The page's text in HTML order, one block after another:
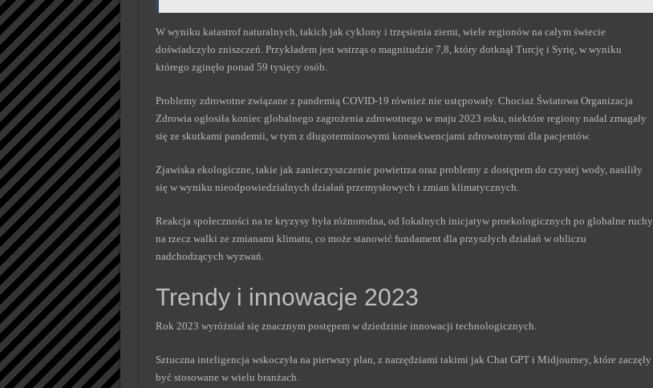
W wyniku katastrof naturalnych, takich jak cyklony i trzęsienia ziemi, wiele regionów na całym świecie
doświadczyło zniszczeń. Przykładem jest wstrząs o magnitudzie 7,8, który dotknął Turcję i Syrię, w wyniku
którego zginęło ponad 59 tysięcy osób.
Problemy zdrowotne związane z pandemią COVID-19 również nie ustępowały. Chociaż Światowa Organizacja
Zdrowia ogłosiła koniec globalnego zagrożenia zdrowotnego w maju 2023 roku, niektóre regiony nadal zmagały
się ze skutkami pandemii, w tym z długoterminowymi konsekwencjami zdrowotnymi dla pacjentów.
Zjawiska ekologiczne, takie jak zanieczyszczenie powietrza oraz problemy z dostępem do czystej wody, nasiliły
się w wyniku nieodpowiedzialnych działań przemysłowych i zmian klimatycznych.
Reakcja społeczności na te kryzysy była różnorodna, od lokalnych inicjatyw proekologicznych po globalne ruchy
na rzecz walki ze zmianami klimatu, co może stanowić fundament dla przyszłych działań w obliczu
nadchodzących wyzwań.
Trendy i innowacje 2023
Rok 2023 wyróżniał się znacznym postępem w dziedzinie innowacji technologicznych.
Sztuczna inteligencja wskoczyła na pierwszy plan, z narzędziami takimi jak Chat GPT i Midjourney, które zaczęły
być stosowane w wielu branżach.